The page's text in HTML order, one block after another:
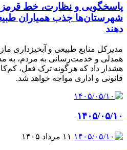
پاسخگویی و نظارت، خط
شهرستان‌ها جذب همیاران
دهند
مدیرکل منابع طبیعی و آبخیزداری
همدلی و خدمت‌رسانی به مردم، به
هشدار داد که هرگونه ترک فعل،
قانونی و اداری مواجه خواهد شد.
۱۴۰۵/۰۵/۱۰
۱۱ مرداد ۱۴۰۵